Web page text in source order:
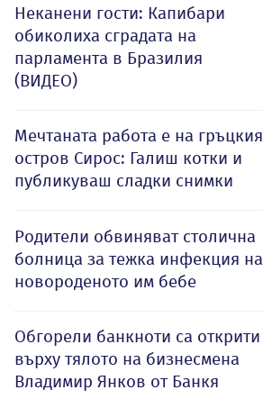
Неканени гости: Капибари
обиколиха сградата на
парламента в Бразилия
(ВИДЕО)
Мечтаната работа е на гръцкия
остров Сирос: Галиш котки и
публикуваш сладки снимки
Родители обвиняват столична
болница за тежка инфекция на
новороденото им бебе
Обгорели банкноти са открити
върху тялото на бизнесмена
Владимир Янков от Банкя